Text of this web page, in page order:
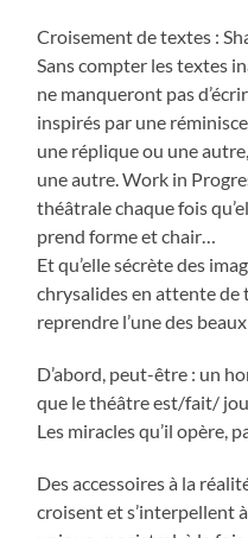
Croisement de textes :
Sans compter les textes
ne manqueront pas
inspirés par une
une réplique ou une
une autre. Work in
théâtrale chaque fois
prend forme et chair…
Et qu’elle sécrète des
chrysalides en attente
reprendre l’une des
D’abord, peut-être : un
que le théâtre est/fait/
Les miracles qu’il opère,
Des accessoires à la
croisent et s’interpellent